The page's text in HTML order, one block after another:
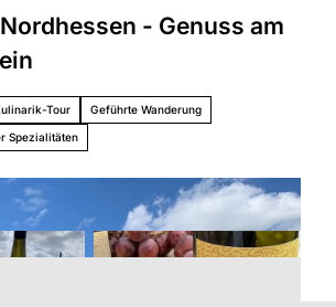
Entdecken
Aktiv sein
Schlechtw
etter
Kindern
Unterkünfte
die
Region
Überbli
Nordhe
ssen
- Genuss am
Tour Geführte Wanderung
Spezialitäten